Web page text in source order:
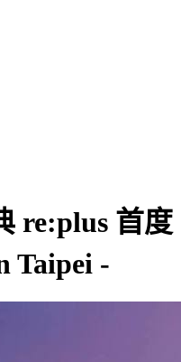
re:plus 首度
Taipei -